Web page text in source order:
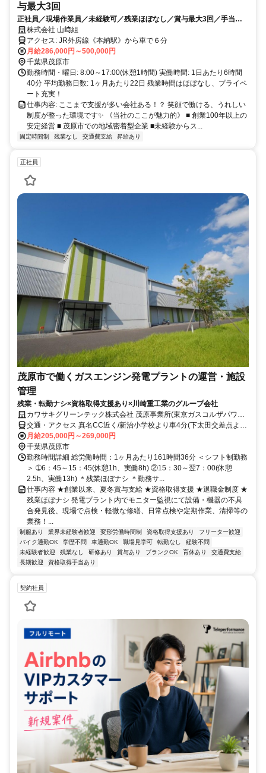
与最大3回
正社員／現場作業員／未経験可／残業ほぼなし／賞与最大3回／手当充
実 株式会社 山﨑組
アクセス: JR外房線《本納駅》から車で６分
月給286,000円～500,000円
千葉県茂原市
勤務時間・曜日: 8:00～17:00(休憩1時間) 実働時間: 1日あたり6時間
40分 平均勤務日数: 1ヶ月あたり22日 残業時間はほぼなし、プライベ
ート充実！
仕事内容: ここまで支援が多い会社ある！？ 笑顔で働ける、うれしい
制度が整った環境です✨ 《当社のここが魅力的》 ■ 創業100年以上の
安定経営 ■ 茂原市での地域密着型企業 ■未経験からス...
固定時間制 残業なし 交通費支給 昇給あり
正社員
茂原市で働くガスエンジン発電プラントの運営・施設
管理
残業・転勤ナシ×資格取得支援あり×川崎重工業のグループ会社
カワサキグリーンテック株式会社 茂原事業所(東京ガスコルザパワー
茂原パワーステーション内)
交通・アクセス 真名CC近く/新治小学校より車4分(下太田交差点より
車2分) ※車・バイク通勤OK
月給205,000円～269,000円
千葉県茂原市
勤務時間詳細 総労働時間：1ヶ月あたり161時間36分 ＜シフト制勤務
＞ ➀6：45～15：45(休憩1h、実働8h) ②15：30～翌7：00(休憩
2.5h、実働13h) ＊残業ほぼナシ ＊勤務サ...
仕事内容 ★創業以来、夏冬賞与支給 ★資格取得支援 ★退職金制度 ★
残業ほぼナシ 発電プラント内でモニター監視にて設備・機器の不具
合発見後、現場で点検・軽微な修繕、日常点検や定期作業、清掃等の
業務！...
制服あり 業界未経験者歓迎 変形労働時間制 資格取得支援あり
フリーター歓迎
バイク通勤OK
学歴不問 車通勤OK 職場見学可 転勤なし
経験不問
未経験者歓迎
残業なし 研修あり 賞与あり ブランクOK 育休あり
交通費支給
長期歓迎
資格取得手当あり
契約社員